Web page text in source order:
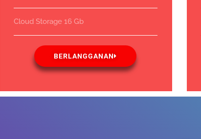
Cloud Storage 16 Gb
BERLANGGANAN